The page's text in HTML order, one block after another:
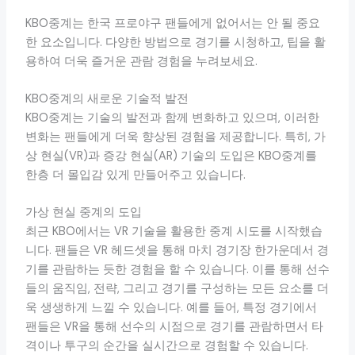
KBO중계는 한국 프로야구 팬들에게 없어서는 안 될 중요
한 요소입니다. 다양한 방법으로 경기를 시청하고, 팁을 활
용하여 더욱 즐거운 관람 경험을 누려보세요.
KBO중계의 새로운 기술적 발전
KBO중계는 기술의 발전과 함께 변화하고 있으며, 이러한
변화는 팬들에게 더욱 향상된 경험을 제공합니다. 특히, 가
상 현실(VR)과 증강 현실(AR) 기술의 도입은 KBO중계를
한층 더 몰입감 있게 만들어주고 있습니다.
가상 현실 중계의 도입
최근 KBO에서는 VR 기술을 활용한 중계 시도를 시작했습
니다. 팬들은 VR 헤드셋을 통해 마치 경기장 한가운데서 경
기를 관람하는 듯한 경험을 할 수 있습니다. 이를 통해 선수
들의 움직임, 전략, 그리고 경기를 구성하는 모든 요소를 더
욱 생생하게 느낄 수 있습니다. 예를 들어, 특정 경기에서
팬들은 VR을 통해 선수의 시점으로 경기를 관람하면서 타
격이나 투구의 순간을 실시간으로 경험할 수 있습니다.